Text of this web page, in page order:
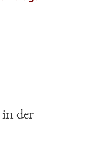
der